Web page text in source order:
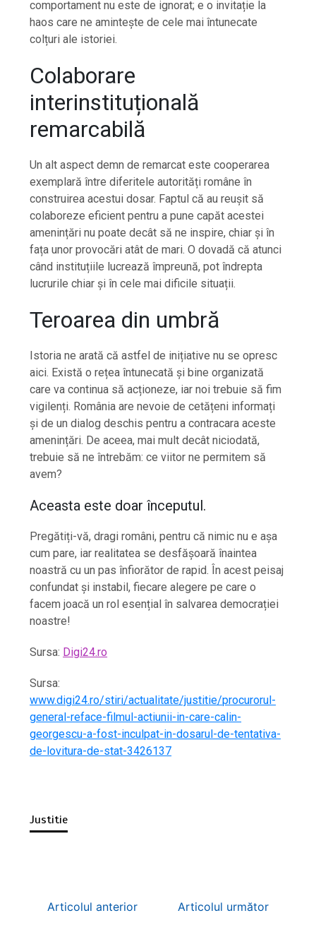
comportament nu este de ignorat; e o invitație la
haos care ne amintește de cele mai întunecate
colțuri ale istoriei.
Colaborare
interinstituțională
remarcabilă
Un alt aspect demn de remarcat este cooperarea
exemplară între diferitele autorități române în
construirea acestui dosar. Faptul că au reușit să
colaboreze eficient pentru a pune capăt acestei
amenințări nu poate decât să ne inspire, chiar și în
fața unor provocări atât de mari. O dovadă că atunci
când instituțiile lucrează împreună, pot îndrepta
lucrurile chiar și în cele mai dificile situații.
Teroarea din umbră
Istoria ne arată că astfel de inițiative nu se opresc
aici. Există o rețea întunecată și bine organizată
care va continua să acționeze, iar noi trebuie să fim
vigilenți. România are nevoie de cetățeni informați
și de un dialog deschis pentru a contracara aceste
amenințări. De aceea, mai mult decât niciodată,
trebuie să ne întrebăm: ce viitor ne permitem să
avem?
Aceasta este doar începutul.
Pregătiți-vă, dragi români, pentru că nimic nu e așa
cum pare, iar realitatea se desfășoară înaintea
noastră cu un pas înfiorător de rapid. În acest peisaj
confundat și instabil, fiecare alegere pe care o
facem joacă un rol esențial în salvarea democrației
noastre!
Sursa: Digi24.ro
Sursa:
www.digi24.ro/stiri/actualitate/justitie/procurorul-
general-reface-filmul-actiunii-in-care-calin-
georgescu-a-fost-inculpat-in-dosarul-de-tentativa-
de-lovitura-de-stat-3426137
Justitie
Articolul anterior Articolul următor